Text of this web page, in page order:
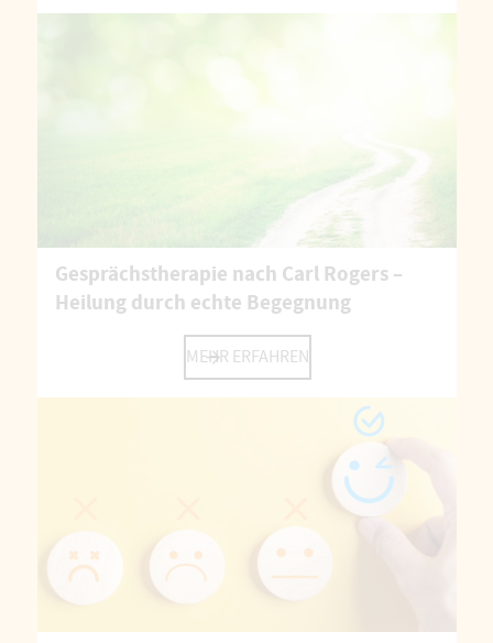
Gesprächstherapie nach Carl Rogers –
Heilung durch echte Begegnung
MEHR ERFAHREN